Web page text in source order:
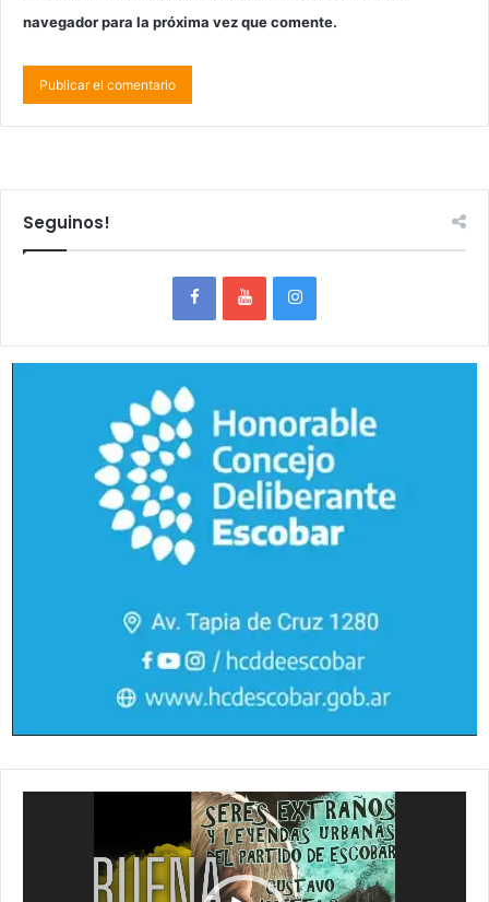
navegador para la próxima vez que comente.
Seguinos!